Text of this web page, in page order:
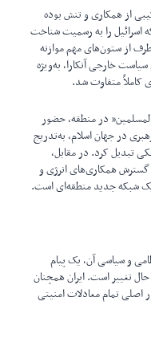
از همکاری و تنش بوده
اسرائیل را به رسمیت شناخت
از ستون‌های مهم موازنه
خارجی آنکارا، به‌ویژه
کاملاً متفاوت شد.
در منطقه، حضور
در جهان اسلام، به‌تدریج
تبدیل کرد. در مقابل،
گسترش همکاری‌های انرژی و
یک شبکه جدید منطقه‌ای است.
و سیاسی آن، یک پیام
تغییر است. ایران همچنان
اصلی تمام معادلات امنیتی